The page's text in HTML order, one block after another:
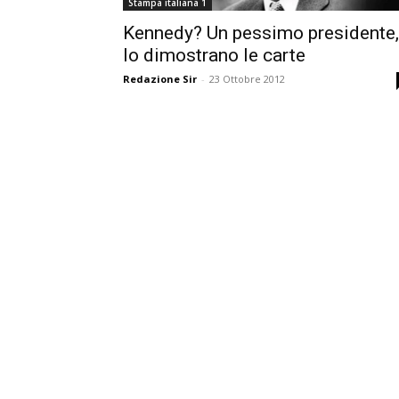
Stampa italiana 1
Kennedy? Un pessimo presidente,
lo dimostrano le carte
Redazione Sir - 23 Ottobre 2012